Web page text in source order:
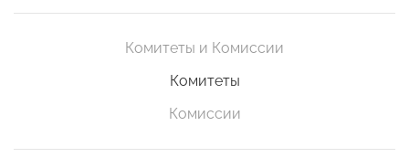
Комитеты и Комиссии
Комитеты
Комиссии